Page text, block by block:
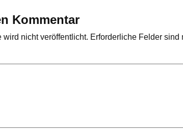
Kommentar
wird nicht veröffentlicht. Erforderliche Felder sind